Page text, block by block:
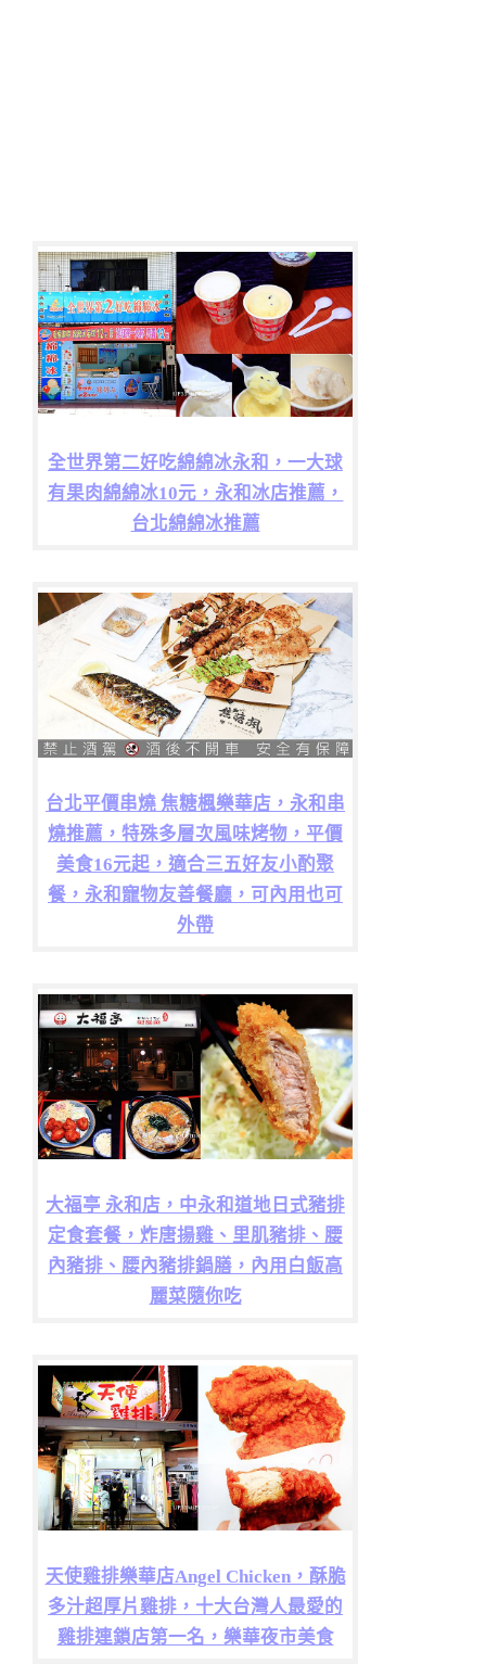
全世界第二好吃綿綿冰永和，一大球
有果肉綿綿冰10元，永和冰店推薦，
台北綿綿冰推薦
台北平價串燒 焦糖楓樂華店，永和串
燒推薦，特殊多層次風味烤物，平價
美食16元起，適合三五好友小酌聚
餐，永和寵物友善餐廳，可內用也可
外帶
大福亭 永和店，中永和道地日式豬排
定食套餐，炸唐揚雞、里肌豬排、腰
內豬排、腰內豬排鍋膳，內用白飯高
麗菜隨你吃
天使雞排樂華店Angel Chicken，酥脆
多汁超厚片雞排，十大台灣人最愛的
雞排連鎖店第一名，樂華夜市美食